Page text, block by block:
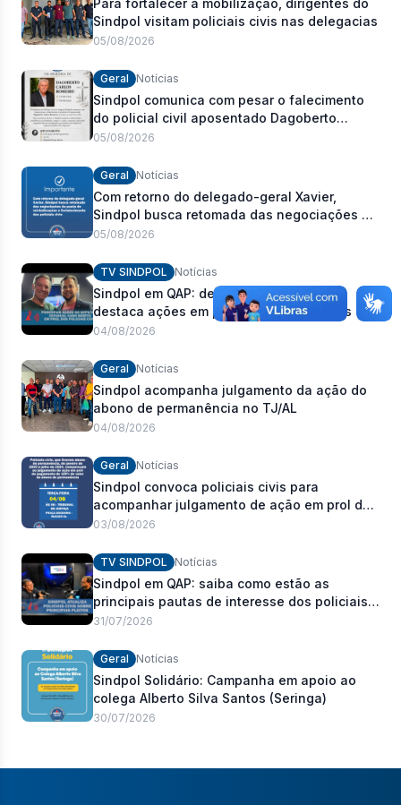
Para fortalecer a mobilização, dirigentes do
Sindpol visitam policiais civis nas delegacias
05/08/2026
Geral Notícias
Sindpol comunica com pesar o falecimento
do policial civil aposentado Dagoberto
Carlos Romeiro
05/08/2026
Geral Notícias
Com retorno do delegado-geral Xavier,
Sindpol busca retomada das negociações da
pauta de reivindicações e fortalecimento dos
05/08/2026
TV SINDPOL Notícias
Sindpol em QAP: deputado Cabo Bebeto
destaca ações em prol dos policiais civis
04/08/2026
Geral Notícias
Sindpol acompanha julgamento da ação do
abono de permanência no TJ/AL
04/08/2026
Geral Notícias
Sindpol convoca policiais civis para
acompanhar julgamento de ação em prol do
pagamento de 100% do abono de
03/08/2026
TV SINDPOL Notícias
Sindpol em QAP: saiba como estão as
principais pautas de interesse dos policiais
civis
31/07/2026
Geral Notícias
Sindpol Solidário: Campanha em apoio ao
colega Alberto Silva Santos (Seringa)
30/07/2026